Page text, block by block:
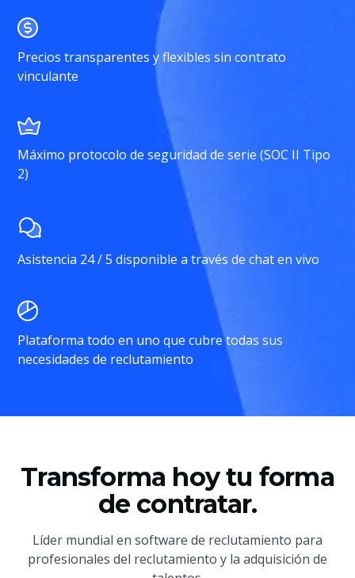
Precios transparentes y flexibles sin contrato
vinculante
Máximo protocolo de seguridad de serie (SOC II Tipo
2)
Asistencia 24 / 5 disponible a través de chat en vivo
Plataforma todo en uno que cubre todas sus
necesidades de reclutamiento
Transforma hoy tu forma
de contratar.
Líder mundial en software de reclutamiento para
profesionales del reclutamiento y la adquisición de